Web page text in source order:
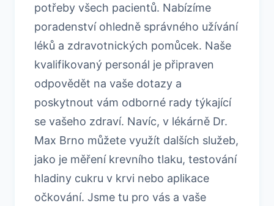
potřeby všech pacientů. Nabízíme
poradenství ohledně správného užívání
léků a zdravotnických pomůcek. Naše
kvalifikovaný personál je připraven
odpovědět na vaše dotazy a
poskytnout vám odborné rady týkající
se vašeho zdraví. Navíc, v lékárně Dr.
Max Brno můžete využít dalších služeb,
jako je měření krevního tlaku, testování
hladiny cukru v krvi nebo aplikace
očkování. Jsme tu pro vás a vaše